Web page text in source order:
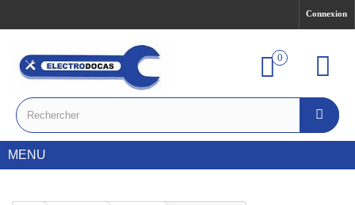
Connexion
0
MENU